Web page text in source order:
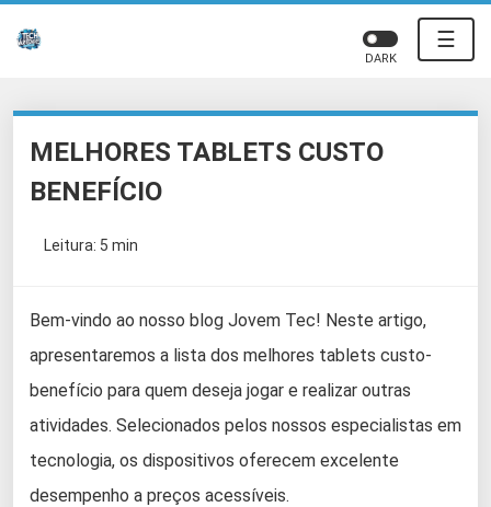
☰
DARK
MELHORES TABLETS CUSTO
BENEFÍCIO
Leitura: 5 min
Bem-vindo ao nosso blog Jovem Tec! Neste artigo,
apresentaremos a lista dos melhores tablets custo-
benefício para quem deseja jogar e realizar outras
atividades. Selecionados pelos nossos especialistas em
tecnologia, os dispositivos oferecem excelente
desempenho a preços acessíveis.